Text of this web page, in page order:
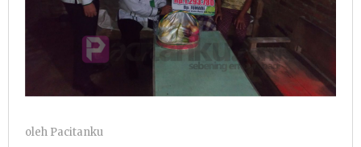
oleh Pacitanku